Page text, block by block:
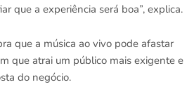
que a experiência será boa”, explica.
que a música ao vivo pode afastar
que atrai um público mais exigente e
do negócio.